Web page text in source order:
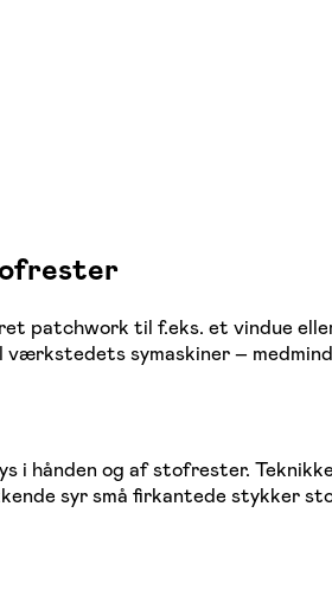
patchwork til f.eks. et vindue
symaskiner –
i hånden og af stofrester.
syr små firkantede stykker